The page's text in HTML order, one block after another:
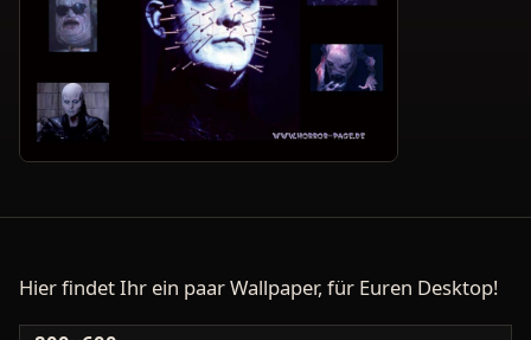
Hier findet Ihr ein paar Wallpaper, für Euren Desktop!